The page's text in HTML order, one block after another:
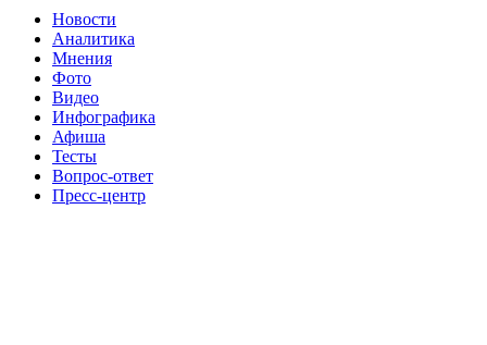
Новости
Аналитика
Мнения
Фото
Видео
Инфографика
Афиша
Тесты
Вопрос-ответ
Пресс-центр